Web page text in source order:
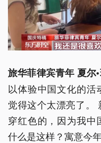
旅华菲律宾青年 夏尔
以体验中国文化的活
觉得这个太漂亮了。
穿红色的，因为我中
什么是这样？寓意今年